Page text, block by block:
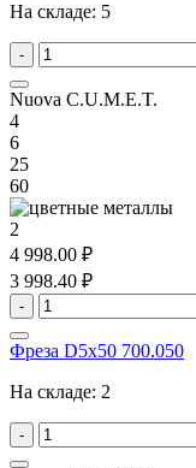
На складе: 5
-
Nuova C.U.M.E.T.
4
6
25
60
2
4 998.00 ₽
3 998.40 ₽
-
Фреза D5x50 700.050
На складе: 2
-